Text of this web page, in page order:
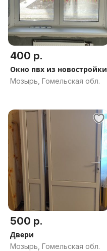
400 р.
Окно пвх из новостройки
Мозырь, Гомельская обл.
500 р.
Двери
Мозырь, Гомельская обл.